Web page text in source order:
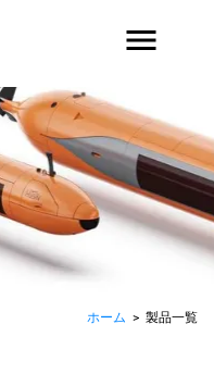
ホーム > 製品一覧